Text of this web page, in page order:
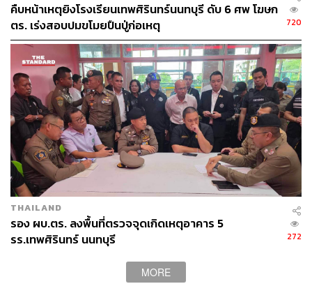
คืบหน้าเหตุยิงโรงเรียนเทพศิรินทร์นนทบุรี ดับ 6 ศพ โฆษก
ตร. เร่งสอบปมขโมยปืนปู่ก่อเหตุ
720
THAILAND
รอง ผบ.ตร. ลงพื้นที่ตรวจจุดเกิดเหตุอาคาร 5
รร.เทพศิรินทร์ นนทบุรี
272
MORE